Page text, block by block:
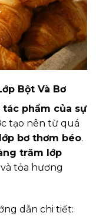
Bột Và Bơ
tác phẩm của sự
tạo nên từ quá
lớp bơ thơm béo.
trăm lớp
tỏa hương
dẫn chi tiết: